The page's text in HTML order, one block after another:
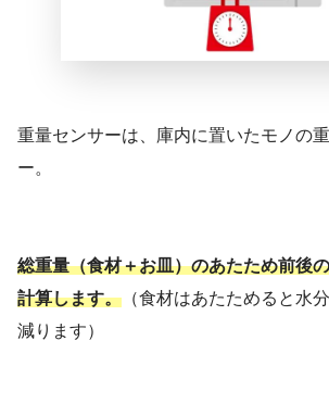
重量センサーは、庫内に置いたモノの
ー。
総重量（食材＋お皿）のあたため前後
計算します。 （食材はあたためると水
減ります）